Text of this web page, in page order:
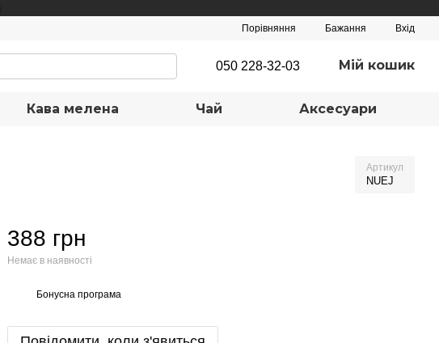
Порівняння Бажання Вхід
050 228-32-03 Мій кошик
Кава мелена Чай Аксесуари
Артикул
NUEJ
388 грн
Немає в наявності
Бонусна програма